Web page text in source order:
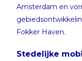
Amsterdam en
Fokker Haven.
Stedelijke